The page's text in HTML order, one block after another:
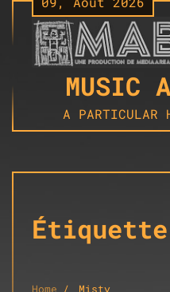
Skip
to
content
MUSIC
A PARTICULAR
Home Misty